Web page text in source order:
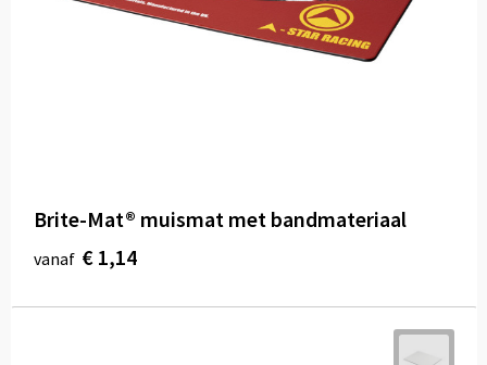
Brite-Mat® muismat met bandmateriaal
vanaf € 1,14